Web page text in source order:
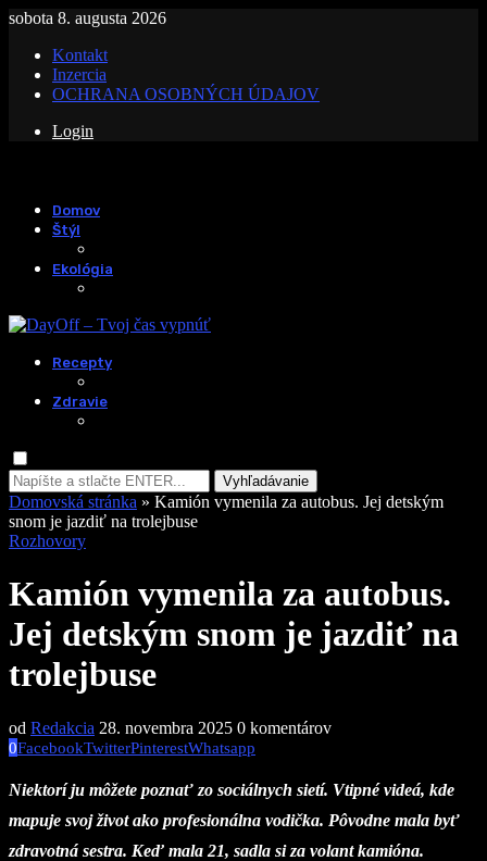
sobota 8. augusta 2026
Kontakt
Inzercia
OCHRANA OSOBNÝCH ÚDAJOV
Login
Domov
Štýl
Ekológia
Recepty
Zdravie
Vyhľadávanie
Domovská stránka » Kamión vymenila za autobus. Jej detským
snom je jazdiť na trolejbuse
Rozhovory
Kamión vymenila za autobus.
Jej detským snom je jazdiť na
trolejbuse
od Redakcia 28. novembra 2025 0 komentárov
0FacebookTwitterPinterestWhatsapp
Niektorí ju môžete poznať zo sociálnych sietí. Vtipné videá, kde
mapuje svoj život ako profesionálna vodička. Pôvodne mala byť
zdravotná sestra. Keď mala 21, sadla si za volant kamióna.